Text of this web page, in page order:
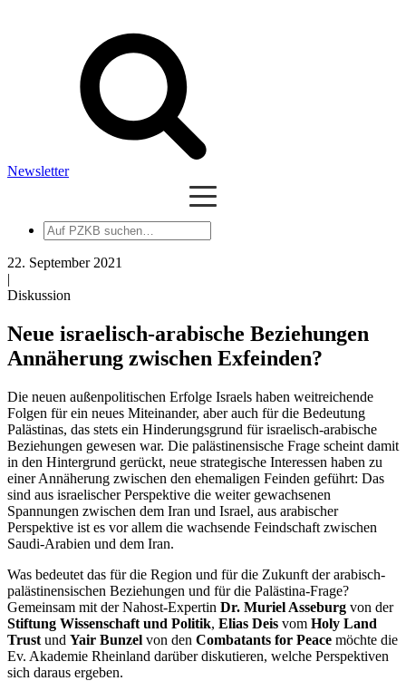
Newsletter
Auf
PZKB
suchen
22. September 2021
|
Diskussion
Neue israelisch-arabische Beziehungen
Annäherung zwischen Exfeinden?
Die neuen außenpolitischen Erfolge Israels haben weitreichende
Folgen für ein neues Miteinander, aber auch für die Bedeutung
Palästinas, das stets ein Hinderungsgrund für israelisch-arabische
Beziehungen gewesen war. Die palästinensische Frage scheint damit
in den Hintergrund gerückt, neue strategische Interessen haben zu
einer Annäherung zwischen den ehemaligen Feinden geführt: Das
sind aus israelischer Perspektive die weiter gewachsenen
Spannungen zwischen dem Iran und Israel, aus arabischer
Perspektive ist es vor allem die wachsende Feindschaft zwischen
Saudi-Arabien und dem Iran.
Was bedeutet das für die Region und für die Zukunft der arabisch-
palästinensischen Beziehungen und für die Palästina-Frage?
Gemeinsam mit der Nahost-Expertin Dr. Muriel Asseburg von der
Stiftung Wissenschaft und Politik, Elias Deis vom Holy Land
Trust und Yair Bunzel von den Combatants for Peace möchte die
Ev. Akademie Rheinland darüber diskutieren, welche Perspektiven
sich daraus ergeben.